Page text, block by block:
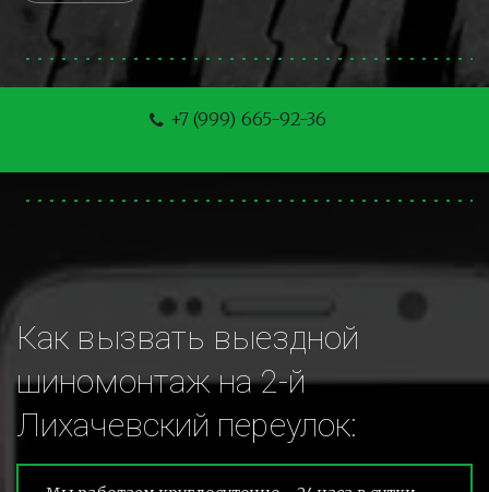
+7 (999) 665-92-36
Как вызвать выездной
шиномонтаж на 2-й
Лихачевский переулок: